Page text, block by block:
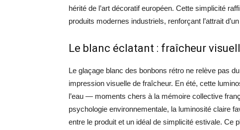
hérité de l’art décoratif européen. Cette simplicité
produits modernes industriels, renforçant l’attrait
Le blanc éclatant : fraîcheur
Le glaçage blanc des bonbons rétro ne relève pas
impression visuelle de fraîcheur. En été, cette
l’eau — moments chers à la mémoire collective
psychologie environnementale, la luminosité claire
entre le produit et un idéal de simplicité estivale. Ce